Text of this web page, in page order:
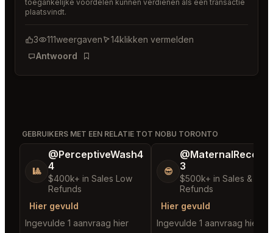
toegankelijke voordelen kunnen verdienen als een transactie
plaatsvindt.
3 111weergaven 14klikken vermelden
Antwoord
Bladwijzer
GEBRUIKERS MET EEN RELATIE TOT NOBU TORONTO
🎱
@PerceptiveWash4
4
$400k+ in Sales Low
Refunds
Hier gevuld
Ingevulde 1 aanvraag hier
😎
3
$500k+ in Sales & Low
Refunds
Hier gevuld
Ingevulde 1 aanvraag hier